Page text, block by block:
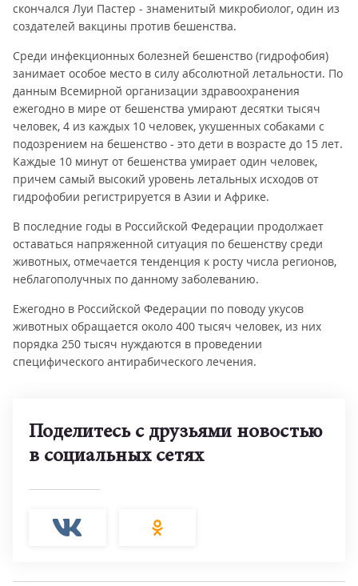
скончался Луи Пастер - знаменитый микробиолог, один из
создателей вакцины против бешенства.
Среди инфекционных болезней бешенство (гидрофобия)
занимает особое место в силу абсолютной летальности. По
данным Всемирной организации здравоохранения
ежегодно в мире от бешенства умирают десятки тысяч
человек, 4 из каждых 10 человек, укушенных собаками с
подозрением на бешенство - это дети в возрасте до 15 лет.
Каждые 10 минут от бешенства умирает один человек,
причем самый высокий уровень летальных исходов от
гидрофобии регистрируется в Азии и Африке.
В последние годы в Российской Федерации продолжает
оставаться напряженной ситуация по бешенству среди
животных, отмечается тенденция к росту числа регионов,
неблагополучных по данному заболеванию.
Ежегодно в Российской Федерации по поводу укусов
животных обращается около 400 тысяч человек, из них
порядка 250 тысяч нуждаются в проведении
специфического антирабического лечения.
Поделитесь с друзьями новостью
в социальных сетях